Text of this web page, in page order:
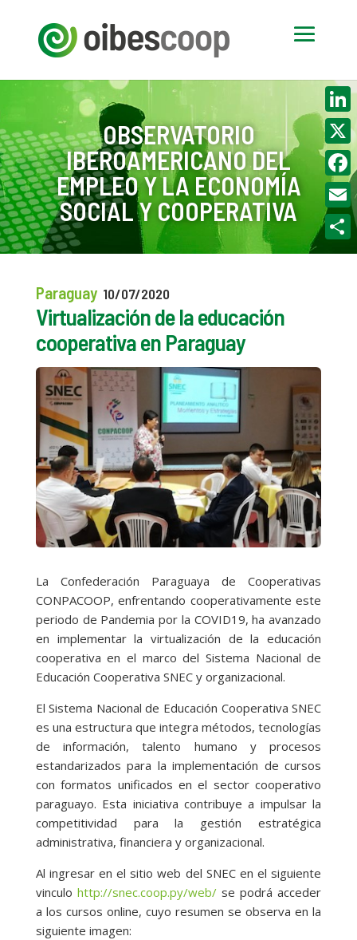
OBSERVATORIO
IBEROAMERICANO DEL
EMPLEO Y LA ECONOMÍA
SOCIAL Y COOPERATIVA
Paraguay 10/07/2020
Virtualización de la educación
cooperativa en Paraguay
La Confederación Paraguaya de Cooperativas
CONPACOOP, enfrentando cooperativamente este
periodo de Pandemia por la COVID19, ha avanzado
en implementar la virtualización de la educación
cooperativa en el marco del Sistema Nacional de
Educación Cooperativa SNEC y organizacional.
El Sistema Nacional de Educación Cooperativa SNEC
es una estructura que integra métodos, tecnologías
de información, talento humano y procesos
estandarizados para la implementación de cursos
con formatos unificados en el sector cooperativo
paraguayo. Esta iniciativa contribuye a impulsar la
competitividad para la gestión estratégica
administrativa, financiera y organizacional.
Al ingresar en el sitio web del SNEC en el siguiente
vinculo http://snec.coop.py/web/se podrá acceder
a los cursos online, cuyo resumen se observa en la
siguiente imagen:
X
Email